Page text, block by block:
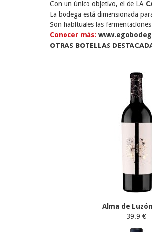
Con un único objetivo, el de LA
La bodega está dimensionada
Son habituales las
Conocer más:
OTRAS BOTELLAS
Alma de
39.9 €